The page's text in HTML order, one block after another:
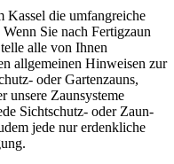
Kassel die umfangreiche
Sie nach Fertigzaun
alle von Ihnen
allgemeinen Hinweisen zur
oder Gartenzauns,
unsere Zaunsysteme
Sichtschutz- oder Zaun-
jede nur erdenkliche